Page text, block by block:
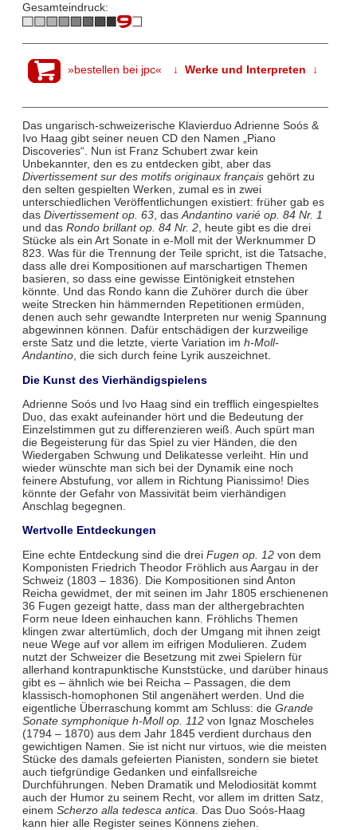
Gesamteindruck:
»bestellen bei jpc« ↓ Werke und Interpreten ↓
Das ungarisch-schweizerische Klavierduo Adrienne Soós &
Ivo Haag gibt seiner neuen CD den Namen „Piano
Discoveries“. Nun ist Franz Schubert zwar kein
Unbekannter, den es zu entdecken gibt, aber das
Divertissement sur des motifs originaux françaisgehört zu
den selten gespielten Werken, zumal es in zwei
unterschiedlichen Veröffentlichungen existiert: früher gab es
das Divertissement op. 63, dasAndantino varié op. 84 Nr. 1
und das Rondo brillant op. 84 Nr. 2, heute gibt es die drei
Stücke als ein Art Sonate in e-Moll mit der Werknummer D
823. Was für die Trennung der Teile spricht, ist die Tatsache,
dass alle drei Kompositionen auf marschartigen Themen
basieren, so dass eine gewisse Eintönigkeit etnstehen
könnte. Und das Rondo kann die Zuhörer durch die über
weite Strecken hin hämmernden Repetitionen ermüden,
denen auch sehr gewandte Interpreten nur wenig Spannung
abgewinnen können. Dafür entschädigen der kurzweilige
erste Satz und die letzte, vierte Variation im h-Moll-
Andantino, die sich durch feine Lyrik auszeichnet.
Die Kunst des Vierhändigspielens
Adrienne Soós und Ivo Haag sind ein trefflich eingespieltes
Duo, das exakt aufeinander hört und die Bedeutung der
Einzelstimmen gut zu differenzieren weiß. Auch spürt man
die Begeisterung für das Spiel zu vier Händen, die den
Wiedergaben Schwung und Delikatesse verleiht. Hin und
wieder wünschte man sich bei der Dynamik eine noch
feinere Abstufung, vor allem in Richtung Pianissimo! Dies
könnte der Gefahr von Massivität beim vierhändigen
Anschlag begegnen.
Wertvolle Entdeckungen
Eine echte Entdeckung sind die drei Fugen op. 12von dem
Komponisten Friedrich Theodor Fröhlich aus Aargau in der
Schweiz (1803 – 1836). Die Kompositionen sind Anton
Reicha gewidmet, der mit seinen im Jahr 1805 erschienenen
36 Fugen gezeigt hatte, dass man der althergebrachten
Form neue Ideen einhauchen kann. Fröhlichs Themen
klingen zwar altertümlich, doch der Umgang mit ihnen zeigt
neue Wege auf vor allem im eifrigen Modulieren. Zudem
nutzt der Schweizer die Besetzung mit zwei Spielern für
allerhand kontrapunktische Kunststücke, und darüber hinaus
gibt es – ähnlich wie bei Reicha – Passagen, die dem
klassisch-homophonen Stil angenähert werden. Und die
eigentliche Überraschung kommt am Schluss: die Grande
Sonate symphonique h-Moll op. 112von Ignaz Moscheles
(1794 – 1870) aus dem Jahr 1845 verdient durchaus den
gewichtigen Namen. Sie ist nicht nur virtuos, wie die meisten
Stücke des damals gefeierten Pianisten, sondern sie bietet
auch tiefgründige Gedanken und einfallsreiche
Durchführungen. Neben Dramatik und Melodiosität kommt
auch der Humor zu seinem Recht, vor allem im dritten Satz,
einem Scherzo alla tedesca antica . Das Duo Soós-Haag
kann hier alle Register seines Könnens ziehen.